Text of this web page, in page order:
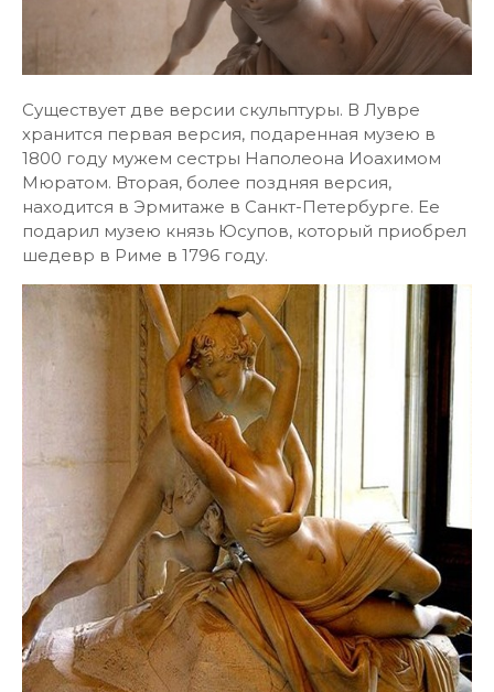
Существует две версии скульптуры. В Лувре
хранится первая версия, подаренная музею в
1800 году мужем сестры Наполеона Иоахимом
Мюратом. Вторая, более поздняя версия,
находится в Эрмитаже в Санкт-Петербурге. Ее
подарил музею князь Юсупов, который приобрел
шедевр в Риме в 1796 году.